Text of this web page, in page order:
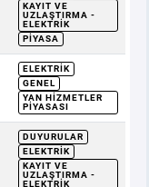
KAYIT VE
UZLAŞTIRMA -
ELEKTRIK
PIYASA
ELEKTRIK
GENEL
YAN HIZMETLER
PIYASASI
DUYURULAR
ELEKTRIK
KAYIT VE
UZLAŞTIRMA -
ELEKTRIK